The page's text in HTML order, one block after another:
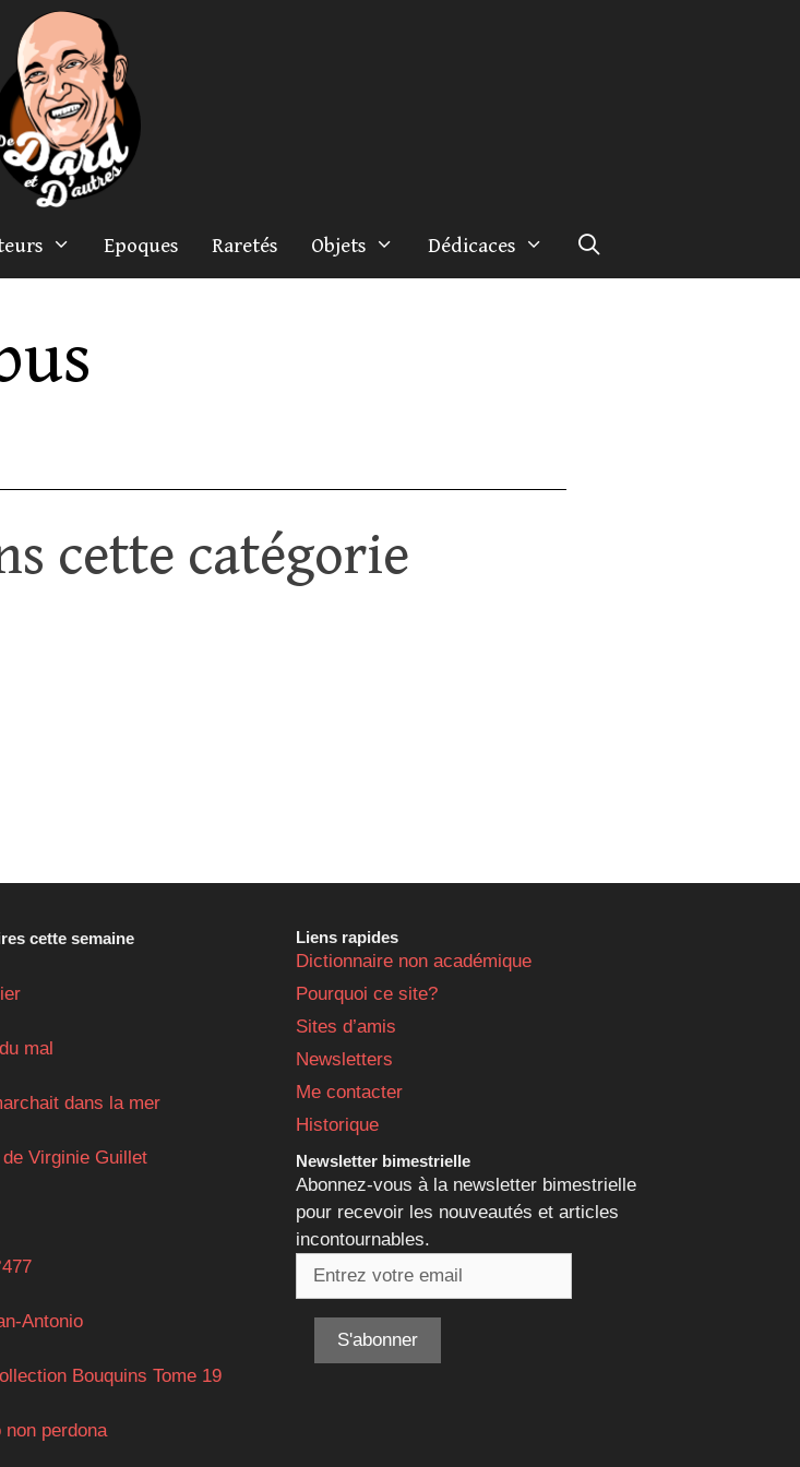
Epoques Raretés Objets Dédicaces
cette catégorie
cette semaine
mal
dans la mer
Virginie Guillet
Antonio
Bouquins Tome 19
perdona
Liens rapides
Dictionnaire non académique
Pourquoi ce site?
Sites d’amis
Newsletters
Me contacter
Historique
Newsletter bimestrielle
Abonnez-vous à la newsletter bimestrielle
pour recevoir les nouveautés et articles
incontournables.